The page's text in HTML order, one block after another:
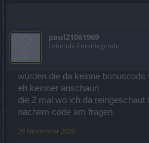
paul21061969
Lebende Forenlegende
würden die da keinne
eh keinner anschaun
die 2 mal wo ich da reingeschaut
nachem code am fragen
29 November 2020